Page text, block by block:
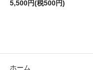
5,500円(税500円)
ホーム